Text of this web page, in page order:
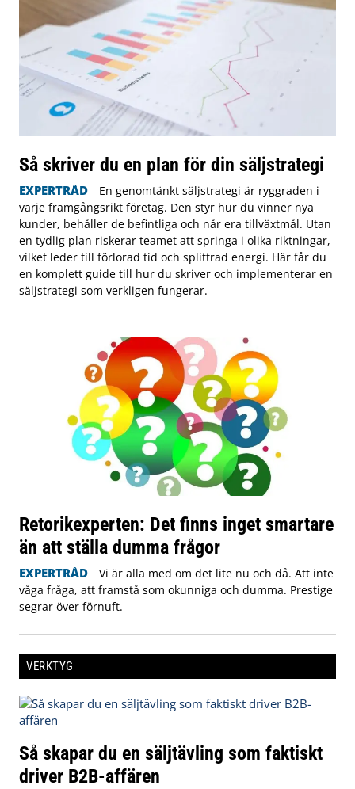
Så skriver du en plan för din säljstrategi
EXPERTRÅD
En genomtänkt säljstrategi är ryggraden i
varje framgångsrikt företag. Den styr hur du vinner nya
kunder, behåller de befintliga och når era tillväxtmål. Utan
en tydlig plan riskerar teamet att springa i olika riktningar,
vilket leder till förlorad tid och splittrad energi. Här får du
en komplett guide till hur du skriver och implementerar en
säljstrategi som verkligen fungerar.
Retorikexperten: Det finns inget smartare
än att ställa dumma frågor
EXPERTRÅD
Vi är alla med om det lite nu och då. Att inte
våga fråga, att framstå som okunniga och dumma. Prestige
segrar över förnuft.
VERKTYG
Så skapar du en säljtävling som faktiskt
driver B2B-affären